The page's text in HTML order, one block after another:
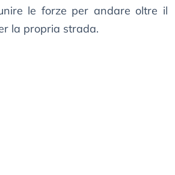
le forze per andare oltre il
la propria strada.